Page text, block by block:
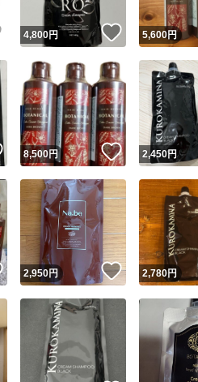
ユー
Yahoo!フリマが定めた一定の基準を
安心取引出品者
安心取引出品者 Yahoo!フリ
取引実績
取引実績◯+ このユーザ
他フリマ実績◯+ このユーザ
スピード&安心発送
※このバッジは実績に基づく表示であり、発
スピード＆安心発送
このユーザ
この商品
商品画像の 無断転載は禁止さ
コピーは1商品につき1回 です
いいね！
4,800円 いいね！
5,600円
いいね！
8,500円 いいね！
2,450円
いいね！
2,950円 いいね！
2,780円